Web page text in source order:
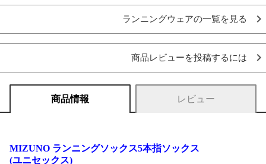
ランニングウェアの一覧を見る
商品レビューを投稿するには
商品情報 レビュー
MIZUNO ランニングソックス5本指ソックス
(ユニセックス)